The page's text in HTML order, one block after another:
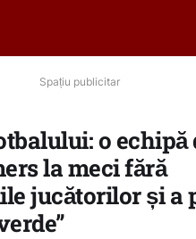
Spațiu publicitar
o echipă
la meci fără
jucătorilor și a